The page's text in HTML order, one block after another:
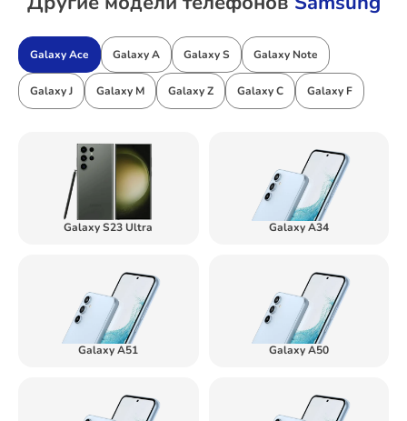
Galaxy Ace Galaxy A Galaxy S Galaxy Note
Galaxy J Galaxy M Galaxy Z Galaxy C Galaxy F
Galaxy S23 Ultra Galaxy A34
Galaxy A51 Galaxy A50